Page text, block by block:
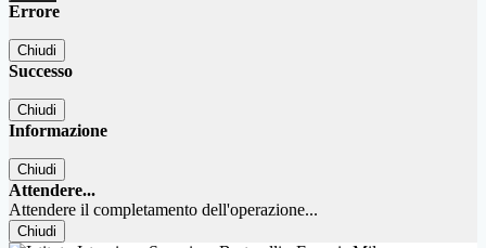
Errore
Chiudi
Successo
Chiudi
Informazione
Chiudi
Attendere...
Attendere il completamento dell'operazione...
Chiudi